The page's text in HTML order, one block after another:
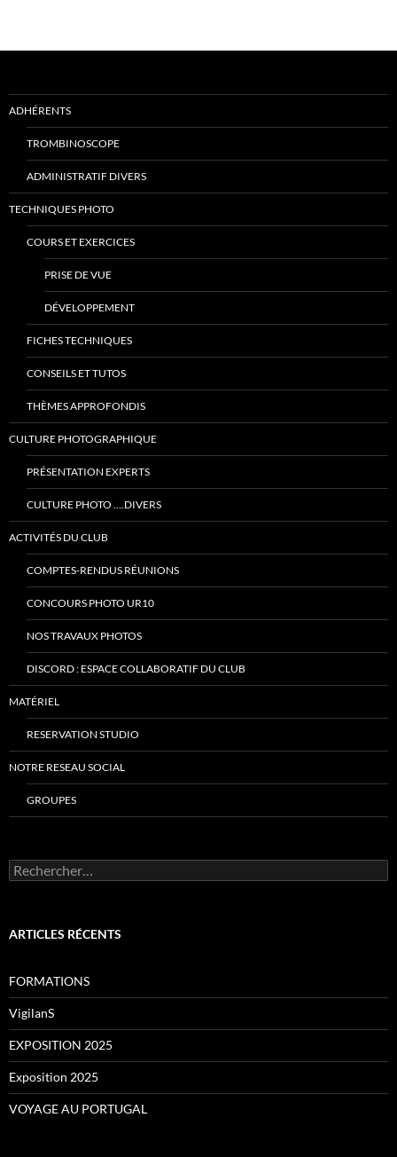
ADHÉRENTS
TROMBINOSCOPE
ADMINISTRATIF DIVERS
TECHNIQUES PHOTO
COURS ET EXERCICES
PRISE DE VUE
DÉVELOPPEMENT
FICHES TECHNIQUES
CONSEILS ET TUTOS
THÈMES APPROFONDIS
CULTURE PHOTOGRAPHIQUE
PRÉSENTATION EXPERTS
CULTURE PHOTO ….DIVERS
ACTIVITÉS DU CLUB
COMPTES-RENDUS RÉUNIONS
CONCOURS PHOTO UR10
NOS TRAVAUX PHOTOS
DISCORD : ESPACE COLLABORATIF DU CLUB
MATÉRIEL
RESERVATION STUDIO
NOTRE RESEAU SOCIAL
GROUPES
Rechercher :
ARTICLES RÉCENTS
FORMATIONS
VigilanS
EXPOSITION 2025
Exposition 2025
VOYAGE AU PORTUGAL